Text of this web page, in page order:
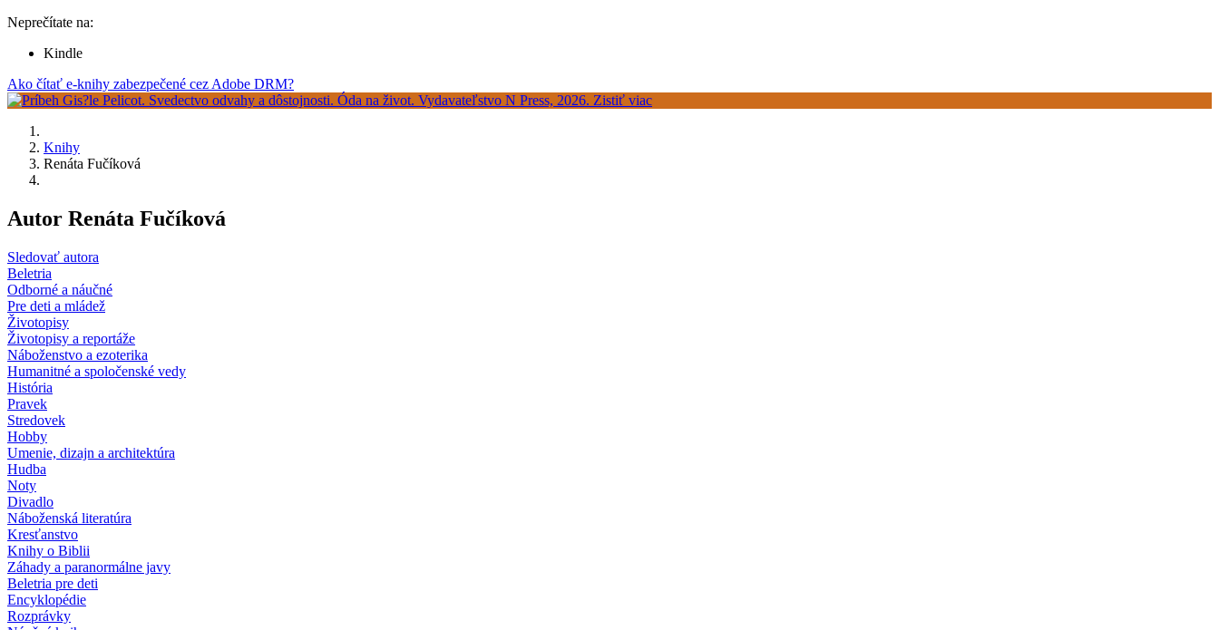
Neprečítate na:
Kindle
Ako čítať e-knihy zabezpečené cez Adobe DRM?
Knihy
Renáta Fučíková
Autor Renáta Fučíková
Sledovať autora
Beletria
Odborné a náučné
Pre deti a mládež
Životopisy
Životopisy a reportáže
Náboženstvo a ezoterika
Humanitné a spoločenské vedy
História
Pravek
Stredovek
Hobby
Umenie, dizajn a architektúra
Hudba
Noty
Divadlo
Náboženská literatúra
Kresťanstvo
Knihy o Biblii
Záhady a paranormálne javy
Beletria pre deti
Encyklopédie
Rozprávky